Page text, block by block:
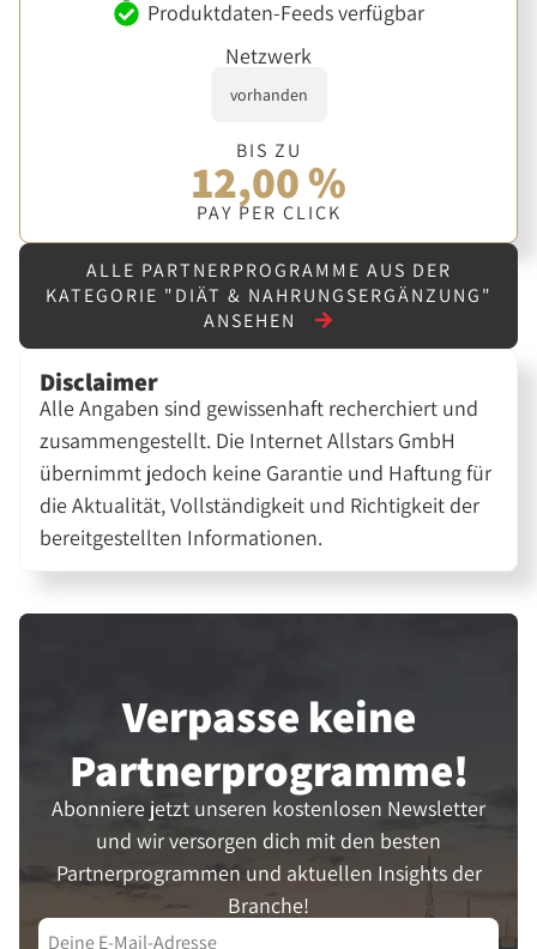
Produktdaten-Feeds verfügbar
Netzwerk
vorhanden
BIS ZU
12,00 %
PAY PER CLICK
ALLE PARTNERPROGRAMME AUS DER
KATEGORIE "DIÄT & NAHRUNGSERGÄNZUNG"
ANSEHEN
Disclaimer
Alle Angaben sind gewissenhaft recherchiert und
zusammengestellt. Die Internet Allstars GmbH
übernimmt jedoch keine Garantie und Haftung für
die Aktualität, Vollständigkeit und Richtigkeit der
bereitgestellten Informationen.
Verpasse keine
Partner­programme!
Abonniere jetzt unseren kostenlosen Newsletter
und wir versorgen dich mit den besten
Partnerprogrammen und aktuellen Insights der
Branche!